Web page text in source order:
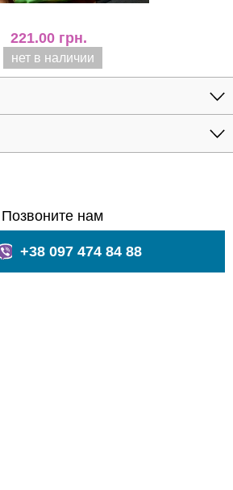
221.00 грн.
нет в наличии
Позвоните нам
+38 097 474 84 88